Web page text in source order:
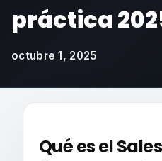
práctica
octubre 1, 2025
Qué es el